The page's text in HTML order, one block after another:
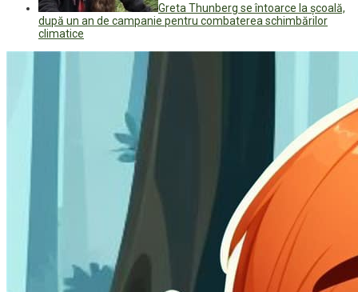
Greta Thunberg se întoarce la şcoală,
după un an de campanie pentru combaterea schimbărilor
climatice